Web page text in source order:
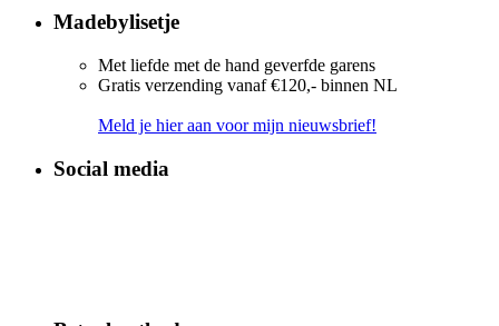
Madebylisetje
Met liefde met de hand geverfde garens
Gratis verzending vanaf €120,- binnen NL
Meld je hier aan voor mijn nieuwsbrief!
Social media